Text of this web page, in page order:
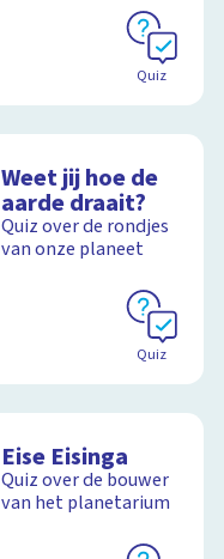
Quiz
Weet jij hoe de
aarde draait?
Quiz over de rondjes
van onze planeet
Quiz
Eise Eisinga
Quiz over de bouwer
van het planetarium